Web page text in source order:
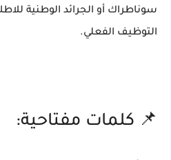
سوناطراك أو الجرائد الوطنية
التوظيف الفعلي.
📌 كلمات مفتاحية: